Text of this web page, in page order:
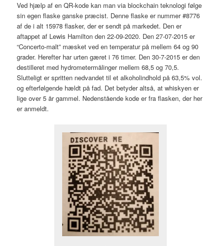
Ved hjælp af en QR-kode kan man via blockchain teknologi følge
sin egen flaske ganske præcist. Denne flaske er nummer #8776
af de i alt 15978 flasker, der er sendt på markedet. Den er
aftappet af Lewis Hamilton den 22-09-2020. Den 27-07-2015 er
“Concerto-malt” mæsket ved en temperatur på mellem 64 og 90
grader. Herefter har urten gæret i 76 timer. Den 30-7-2015 er den
destilleret med hydrometermålinger mellem 68,5 og 70,5.
Slutteligt er spritten nedvandet til et alkoholindhold på 63,5% vol.
og efterfølgende hældt på fad. Det betyder altså, at whiskyen er
lige over 5 år gammel. Nedenstående kode er fra flasken, der her
er anmeldt.